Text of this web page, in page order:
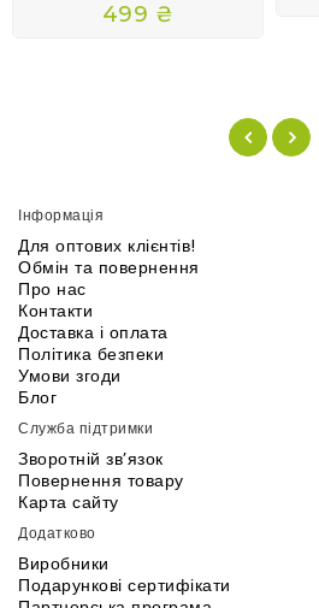
499 ₴
Інформація
Для оптових клієнтів!
Обмін та повернення
Про нас
Контакти
Доставка і оплата
Політика безпеки
Умови згоди
Блог
Служба підтримки
Зворотній зв’язок
Повернення товару
Карта сайту
Додатково
Виробники
Подарункові сертифікати